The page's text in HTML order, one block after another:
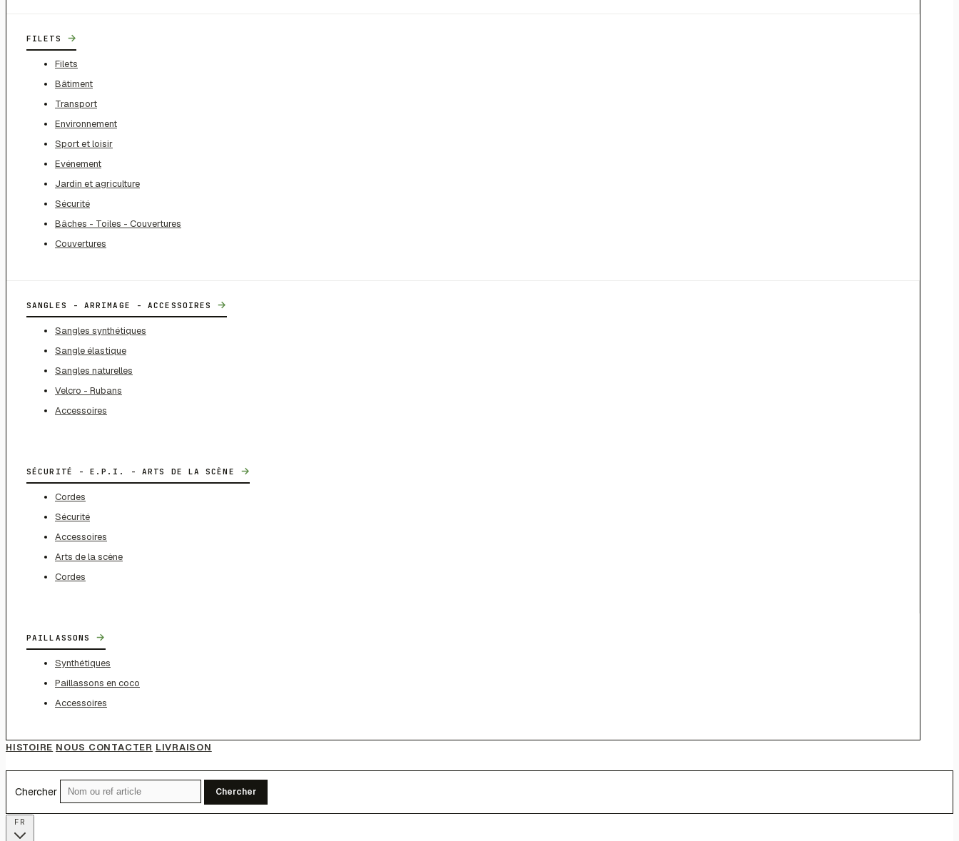
FILETS →
Filets
Bâtiment
Transport
Environnement
Sport et loisir
Evénement
Jardin et agriculture
Sécurité
Bâches - Toiles - Couvertures
Couvertures
SANGLES - ARRIMAGE - ACCESSOIRES →
Sangles synthétiques
Sangle élastique
Sangles naturelles
Velcro - Rubans
Accessoires
SÉCURITÉ - E.P.I. - ARTS DE LA SCÈNE →
Cordes
Sécurité
Accessoires
Arts de la scène
Cordes
PAILLASSONS →
Synthétiques
Paillassons en coco
Accessoires
HISTOIRE NOUS CONTACTER LIVRAISON
Chercher Chercher